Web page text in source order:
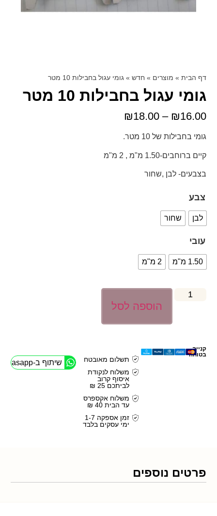
דף הבית » מוצרים » חדש »גומי עגול בחבילות 10 מטר
גומי עגול בחבילות 10 מטר
₪16.00
–
₪18.00
גומי בחבילות של 10 מטר.
קיים ברוחבים-1.50 מ"מ , 2 מ"מ
בצבעים- לבן ,שחור
צבע
לבן שחור
עובי
1.50 מ"מ 2 מ"מ
הוספה לסל
קנייה
בטוחה
תשלום מאובטח
משלוח לנקודת
איסוף קרוב
לביתכם 25 ₪
משלוח אקספרס
עד הבית 40 ₪
זמן אספקה 1-7
ימי עסקים בלבד
שיתוף ב-Whasapp
פרטים נוספים